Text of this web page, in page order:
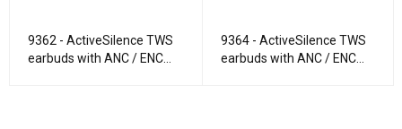
9362 - ActiveSilence TWS
earbuds with ANC / ENC
9364 - ActiveSilence TWS
earbuds with ANC / ENC